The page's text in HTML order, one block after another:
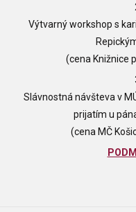
Výtvarný workshop s
(cena Knižnice
Slávnostná návšteva v
prijatím u
(cena MČ